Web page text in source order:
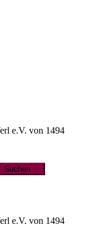
e.V. von 1494
Suchen …
e.V. von 1494